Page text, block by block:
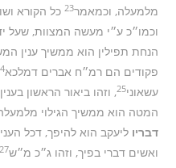
מלמעלה, וכמאמר23 כל הקורא
וכמו״כ ע״י מעשה המצוות,
הנחת תפילין הוא ממשיך ענין
פקודים הם רמ״ח אברים דמלכא
עשאוני25, וזהו ביאור הראשון
המטה הוא ממשיך הגילוי
דבריוליעקב הוא להיפך, דכל
ואשים דברי בפיך, וזהו ג״כ מ״ש27